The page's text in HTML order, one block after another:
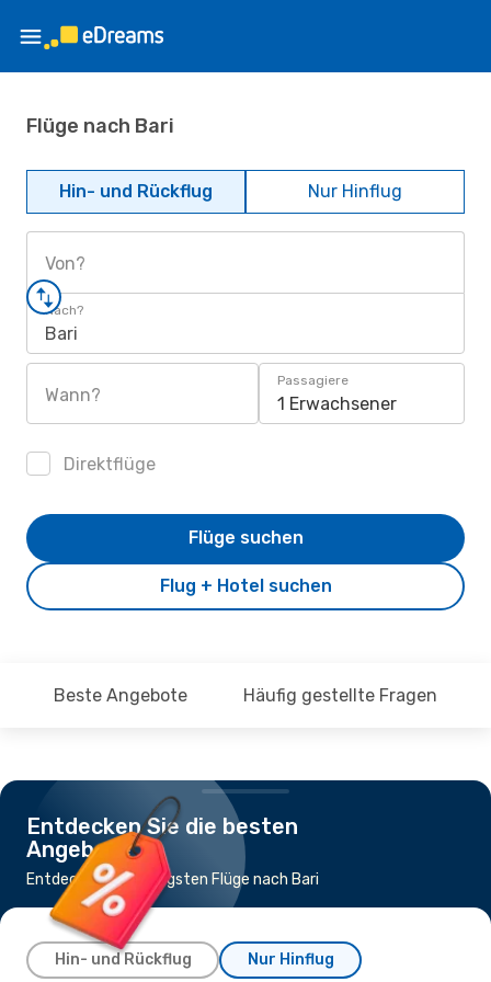
Flüge nach Bari
Hin- und Rückflug Nur Hinflug
Von?
Nach?
Bari
Wann?
Passagiere
1 Erwachsener
Direktflüge
Flug + Hotel suchen
Flüge suchen
Beste Angebote Häufig gestellte Fragen
Entdecken Sie die besten
Angebote
Entdecke die günstigsten Flüge nach Bari
Hin- und Rückflug Nur Hinflug